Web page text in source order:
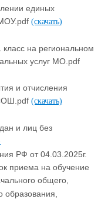
единых
(скачать)
класс на региональном
услуг МО.pdf
и отчисления
(скачать)
и лиц без
РФ от 04.03.2025г.
приема на обучение
общего,
образования,